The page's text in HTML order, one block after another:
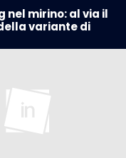
nel mirino: al via il
variante di